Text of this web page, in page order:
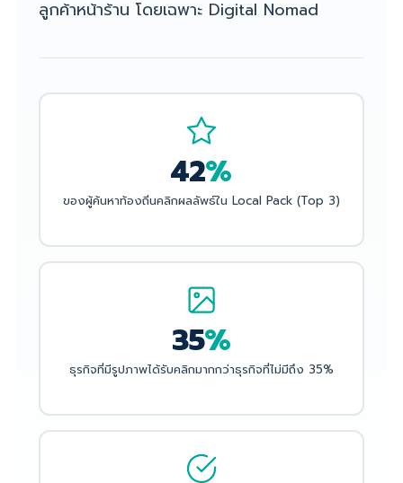
ลูกค้าหน้าร้าน โดยเฉพาะ Digital Nomad
42%
ของผู้ค้นหาท้องถิ่นคลิกผลลัพธ์ใน Local Pack (Top 3)
35%
ธุรกิจที่มีรูปภาพได้รับคลิกมากกว่าธุรกิจที่ไม่มีถึง 35%